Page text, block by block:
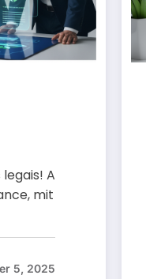
A
mit
5, 2025